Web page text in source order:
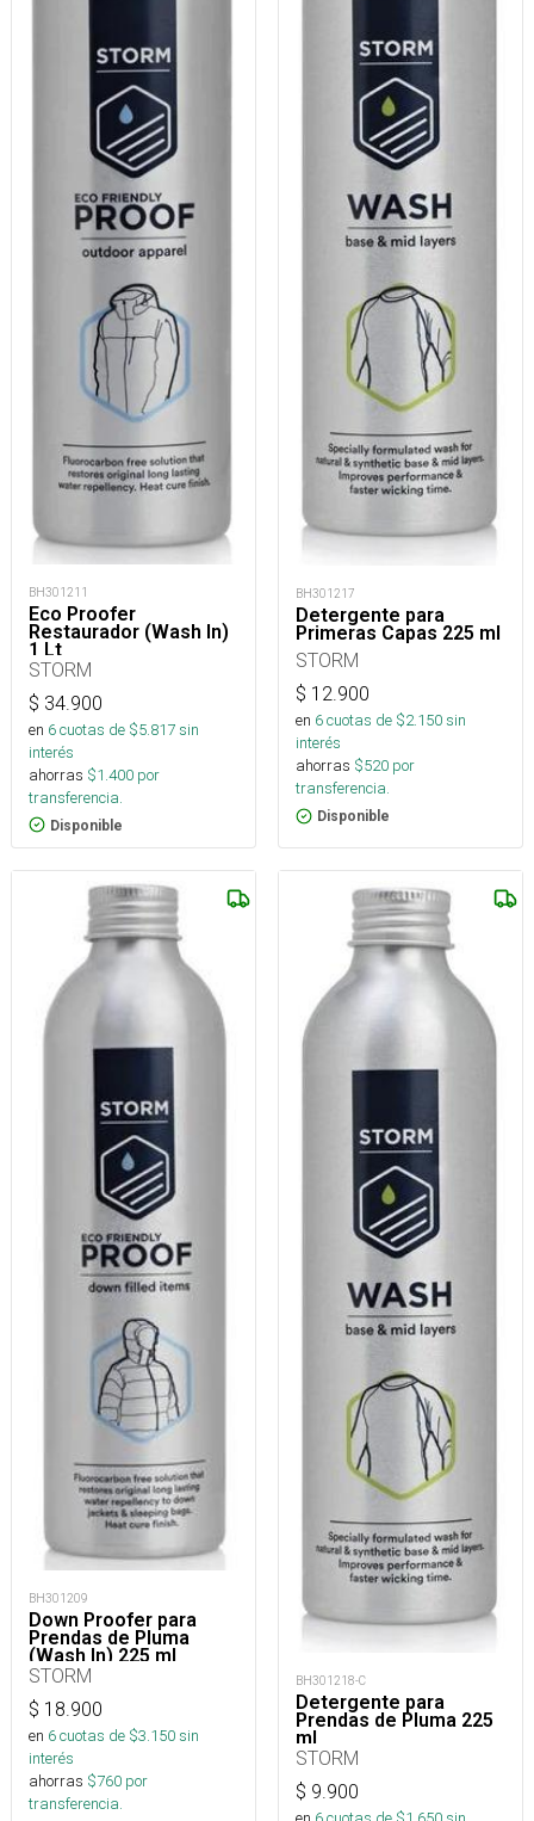
BH301211
Eco Proofer
Restaurador (Wash In)
1 Lt
STORM
$ 34.900
en 6cuotas de $5.817sin
interés
ahorras $1.400 por
transferencia.
Disponible
BH301217
Detergente para
Primeras Capas 225 ml
STORM
$ 12.900
en 6cuotas de $2.150sin
interés
ahorras $520 por
transferencia.
Disponible
BH301209
Down Proofer para
Prendas de Pluma
(Wash In) 225 ml
STORM
$ 18.900
en 6cuotas de $3.150sin
interés
ahorras $760 por
transferencia.
BH301218-C
Detergente para
Prendas de Pluma 225
ml
STORM
$ 9.900